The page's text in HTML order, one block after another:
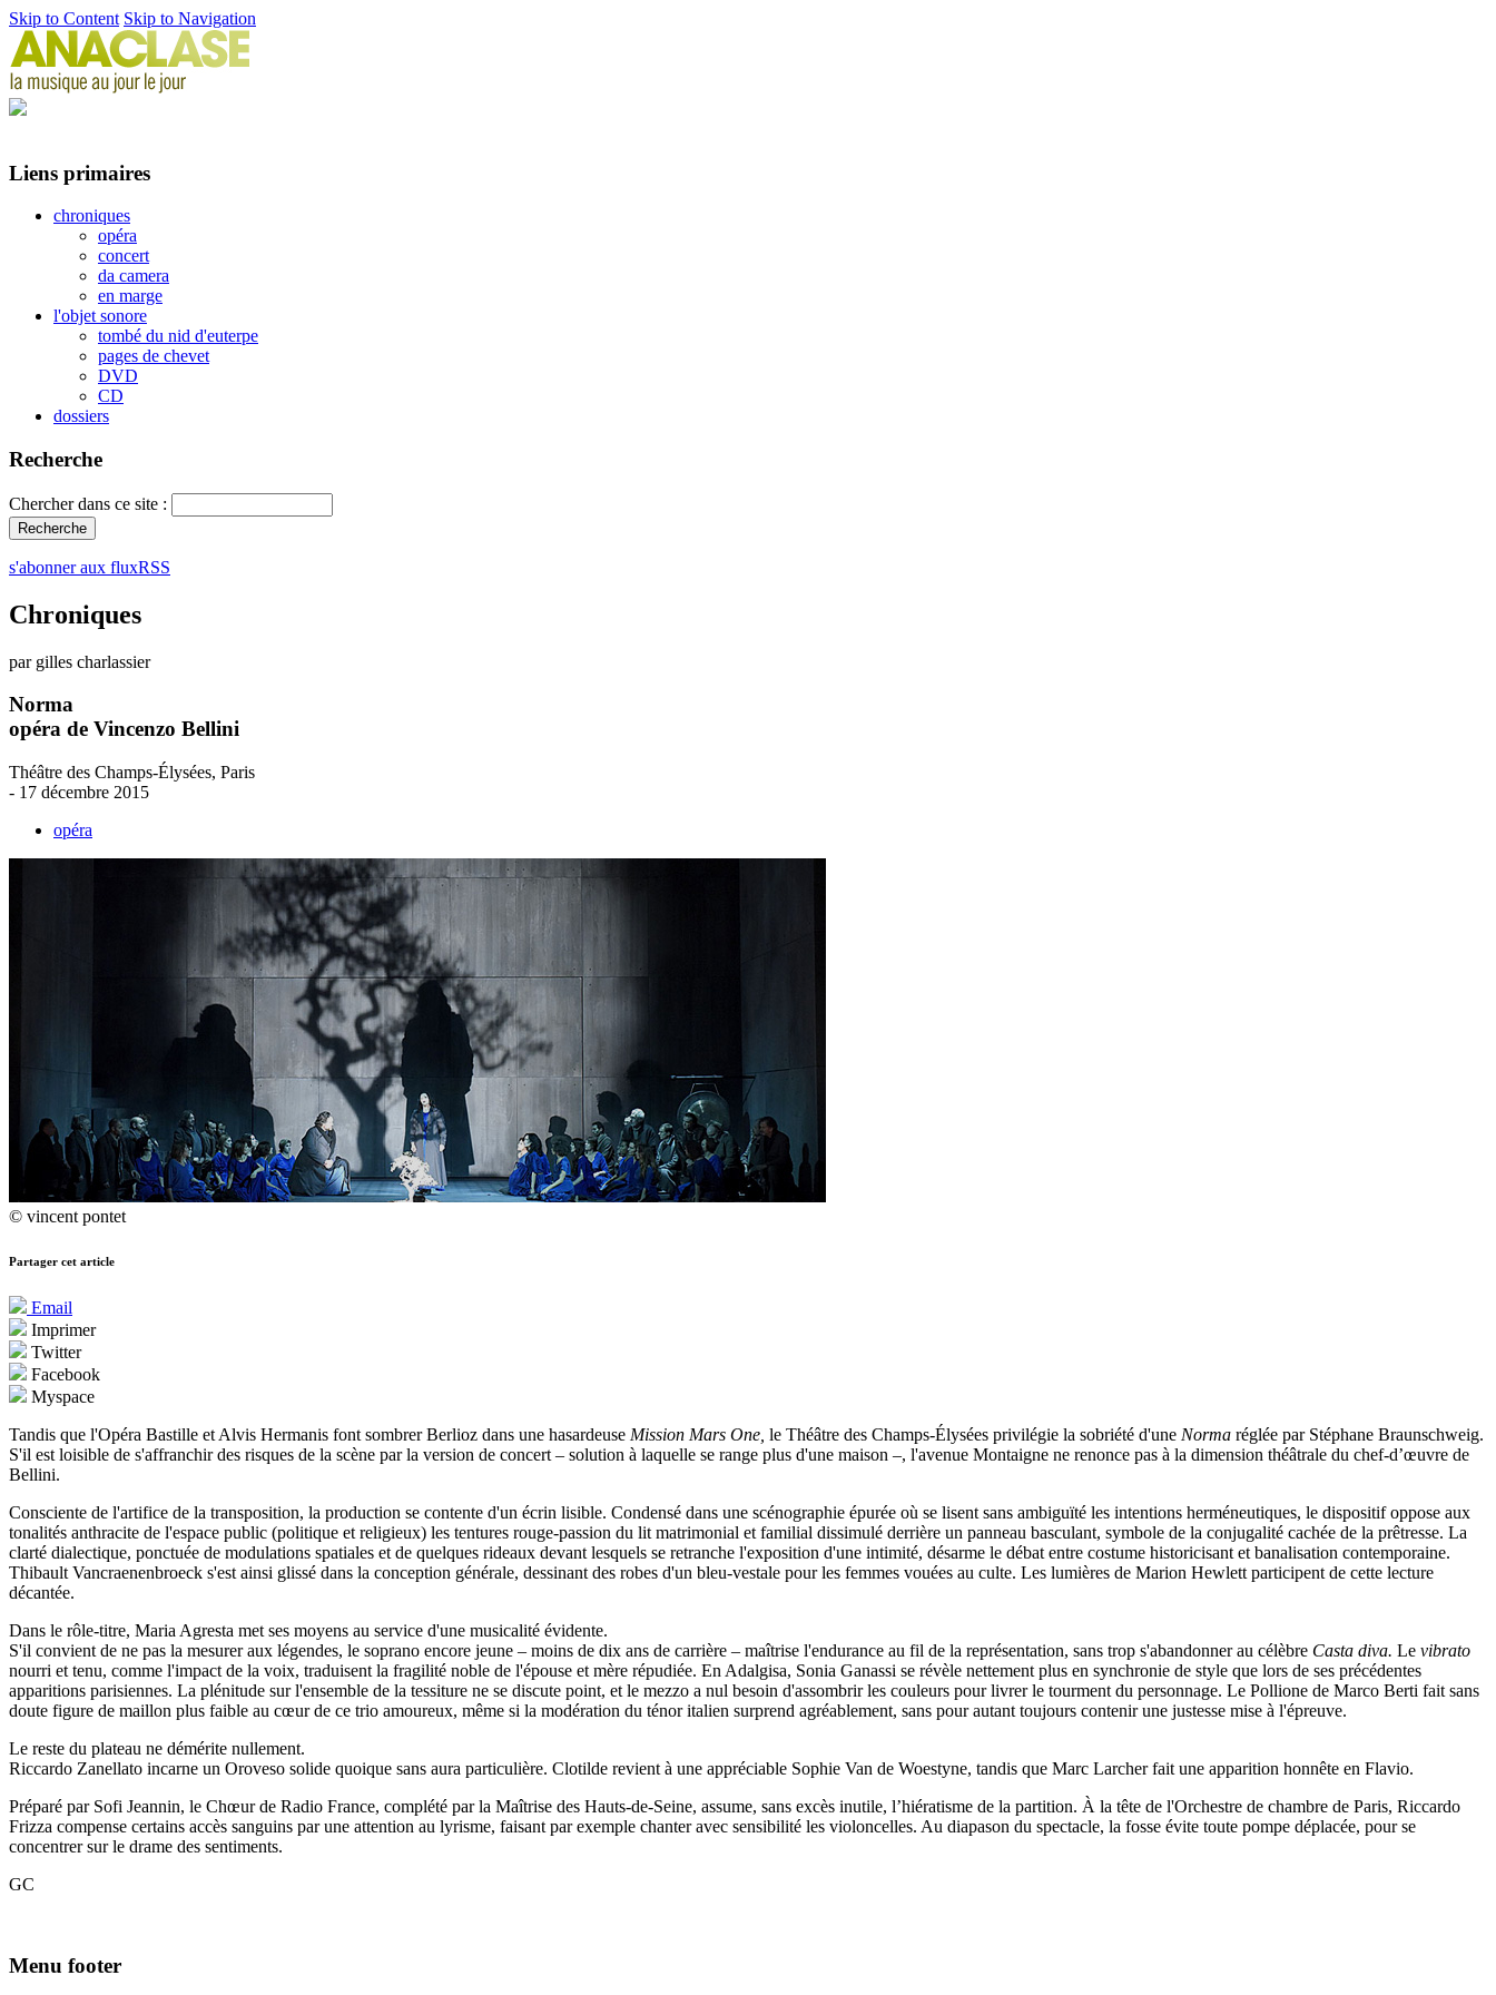
Skip to Content Skip to Navigation
Liens primaires
chroniques
opéra
concert
da camera
en marge
l'objet sonore
tombé du nid d'euterpe
pages de chevet
DVD
CD
dossiers
Recherche
Chercher dans ce site :
s'abonner aux fluxRSS
Chroniques
par gilles charlassier
Norma
opéra de Vincenzo Bellini
Théâtre des Champs-Élysées, Paris
- 17 décembre 2015
opéra
© vincent pontet
Partager cet article
Email
Imprimer
Twitter
Facebook
Myspace
Tandis que l'Opéra Bastille et Alvis Hermanis font sombrer Berlioz dans une hasardeuse Mission Mars One, le Théâtre des Champs-Élysées privilégie la sobriété d'une Norma réglée par Stéphane Braunschweig.
S'il est loisible de s'affranchir des risques de la scène par la version de concert – solution à laquelle se range plus d'une maison –, l'avenue Montaigne ne renonce pas à la dimension théâtrale du chef-d’œuvre de
Bellini.
Consciente de l'artifice de la transposition, la production se contente d'un écrin lisible. Condensé dans une scénographie épurée où se lisent sans ambiguïté les intentions herméneutiques, le dispositif oppose aux
tonalités anthracite de l'espace public (politique et religieux) les tentures rouge-passion du lit matrimonial et familial dissimulé derrière un panneau basculant, symbole de la conjugalité cachée de la prêtresse. La
clarté dialectique, ponctuée de modulations spatiales et de quelques rideaux devant lesquels se retranche l'exposition d'une intimité, désarme le débat entre costume historicisant et banalisation contemporaine.
Thibault Vancraenenbroeck s'est ainsi glissé dans la conception générale, dessinant des robes d'un bleu-vestale pour les femmes vouées au culte. Les lumières de Marion Hewlett participent de cette lecture
décantée.
Dans le rôle-titre, Maria Agresta met ses moyens au service d'une musicalité évidente.
S'il convient de ne pas la mesurer aux légendes, le soprano encore jeune – moins de dix ans de carrière – maîtrise l'endurance au fil de la représentation, sans trop s'abandonner au célèbre Casta diva. Le vibrato
nourri et tenu, comme l'impact de la voix, traduisent la fragilité noble de l'épouse et mère répudiée. En Adalgisa, Sonia Ganassi se révèle nettement plus en synchronie de style que lors de ses précédentes
apparitions parisiennes. La plénitude sur l'ensemble de la tessiture ne se discute point, et le mezzo a nul besoin d'assombrir les couleurs pour livrer le tourment du personnage. Le Pollione de Marco Berti fait sans
doute figure de maillon plus faible au cœur de ce trio amoureux, même si la modération du ténor italien surprend agréablement, sans pour autant toujours contenir une justesse mise à l'épreuve.
Le reste du plateau ne démérite nullement.
Riccardo Zanellato incarne un Oroveso solide quoique sans aura particulière. Clotilde revient à une appréciable Sophie Van de Woestyne, tandis que Marc Larcher fait une apparition honnête en Flavio.
Préparé par Sofi Jeannin, le Chœur de Radio France, complété par la Maîtrise des Hauts-de-Seine, assume, sans excès inutile, l’hiératisme de la partition. À la tête de l'Orchestre de chambre de Paris, Riccardo
Frizza compense certains accès sanguins par une attention au lyrisme, faisant par exemple chanter avec sensibilité les violoncelles. Au diapason du spectacle, la fosse évite toute pompe déplacée, pour se
concentrer sur le drame des sentiments.
GC
Menu footer